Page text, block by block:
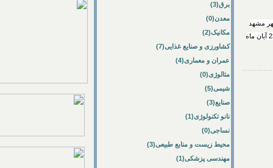
23 آبان ماه
برق(3)
معدن(0)
مکانیک(2)
کشاورزی و صنایع غذایی(7)
عمران و معماری(4)
متالوژی(0)
شیمی(5)
صنایع(3)
نانو تکنولوژی(1)
نساجی(0)
محیط زیست و منابع طبیعی(3)
مهندسی پزشکی(1)